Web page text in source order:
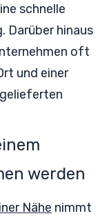
schnelle
Darüber hinaus
oft
und einer
werden
Nähe nimmt